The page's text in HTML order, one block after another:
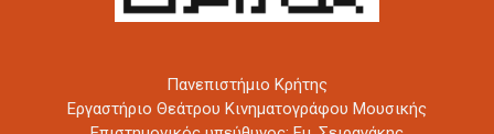
Πανεπιστήμιο Κρήτης
Εργαστήριο Θεάτρου Κινηματογράφου Μουσικής